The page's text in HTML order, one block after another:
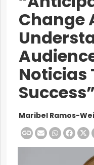
Change
Noticias
Success”
Maribel Ramos-